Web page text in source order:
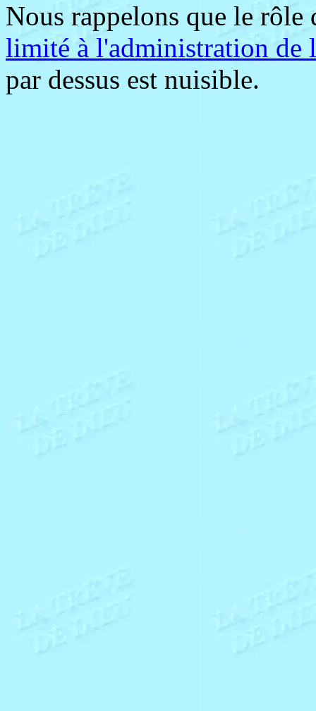
Nous rappelons que le
limité à l'administration de
par dessus est nuisible.